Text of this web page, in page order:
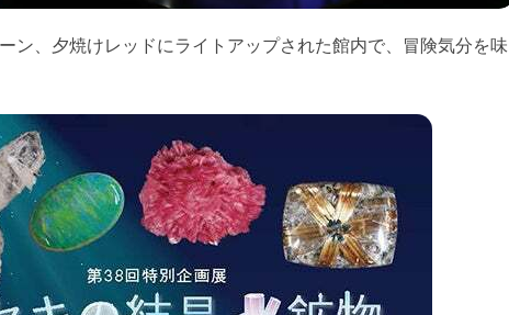
ン、夕焼けレッドにライトアップされた館内で、冒険気分を味